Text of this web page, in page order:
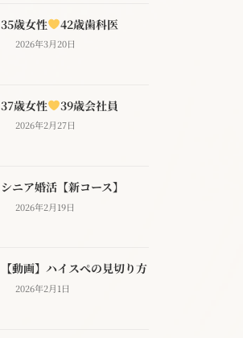
35歳女性 42歳歯科医
2026年3月20日
37歳女性 39歳会社員
2026年2月27日
シニア婚活【新コース】
2026年2月19日
【動画】ハイスぺの見切り方
2026年2月1日